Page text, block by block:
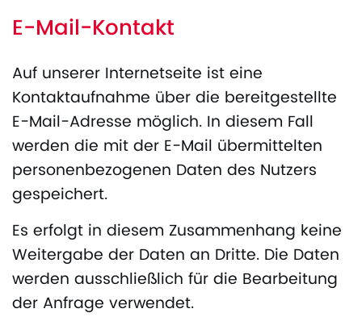
E-Mail-Kontakt
Auf unserer Internetseite ist eine
Kontaktaufnahme über die bereitgestellte
E-Mail-Adresse möglich. In diesem Fall
werden die mit der E-Mail übermittelten
personenbezogenen Daten des Nutzers
gespeichert.
Es erfolgt in diesem Zusammenhang keine
Weitergabe der Daten an Dritte. Die Daten
werden ausschließlich für die Bearbeitung
der Anfrage verwendet.